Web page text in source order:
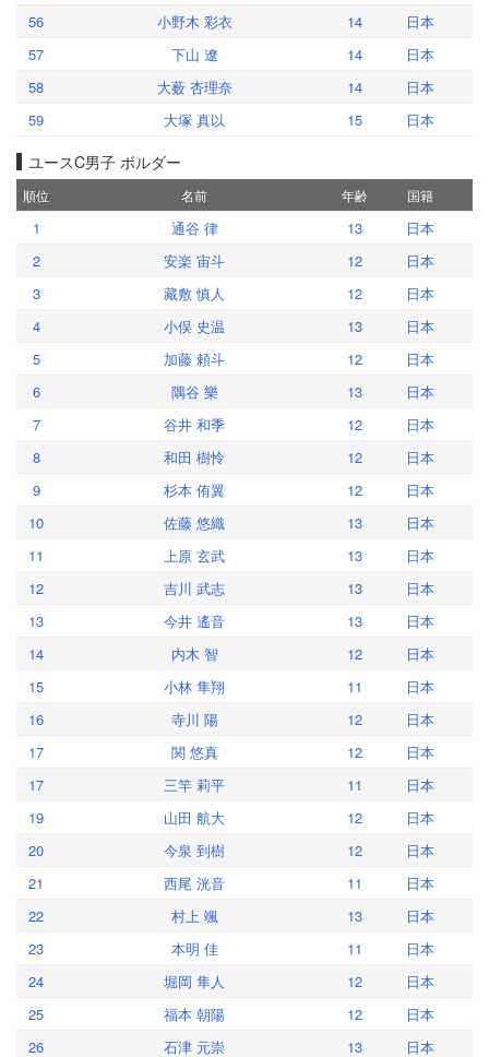
56
小野木 彩衣 14
日本
57
下山 遼 14
日本
58
大薮 杏理奈 14
日本
59
大塚 真以 15 日本
ユースC男子 ボルダー
順位 名前 年齢 国籍
1 通谷 律 13
日本
2
安楽 宙斗 12
日本
3
藏敷 慎人 12
日本
4
小俣 史温 13
日本
5
加藤 頼斗 12
日本
6
隅谷 樂 13
日本
7
谷井 和季 12
日本
8
和田 樹怜 12
日本
9
杉本 侑翼 12
日本
10
佐藤 悠織 13
日本
11
上原 玄武 13
日本
12
吉川 武志 13
日本
13
今井 遙音 13
日本
14
内木 智 12
日本
15
小林 隼翔 11
日本
16
寺川 陽 12
日本
17
関 悠真 12
日本
17
三竿 莉平 11
日本
19
山田 航大 12
日本
20
今泉 到樹 12
日本
21
西尾 洸音 11
日本
22
村上 颯 13
日本
23
本明 佳 11
日本
24
堀岡 隼人 12
日本
25
福本 朝陽 12
日本
26
石津 元崇 13 日本